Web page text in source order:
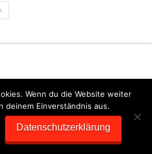
IMPRESSUM
Wenn du die Website weiter
deinem Einverständnis aus.
Datenschutzerklärung